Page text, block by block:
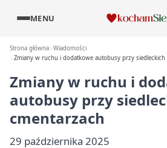
MENU
Strona główna Wiadomości
Zmiany w ruchu i dodatkowe autobusy przy siedleckich
Zmiany w ruchu i
autobusy przy
cmentarzach
29 października 2025